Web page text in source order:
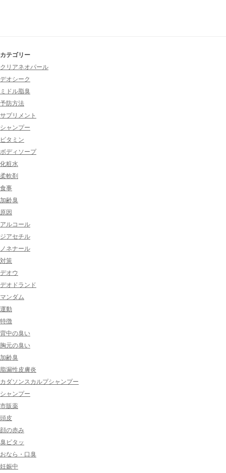
カテゴリー
クリアネオパール
デオシーク
ミドル脂臭
予防方法
サプリメント
シャンプー
ビタミン
ボディソープ
化粧水
柔軟剤
食事
加齢臭
原因
アルコール
ジアセチル
ノネナール
対策
デオウ
デオドランド
マンダム
運動
特徴
背中の臭い
胸元の臭い
加齢臭
脂漏性皮膚炎
カダソンスカルプシャンプー
シャンプー
市販薬
頭皮
顔の赤み
臭ピタッ
おなら・口臭
妊娠中